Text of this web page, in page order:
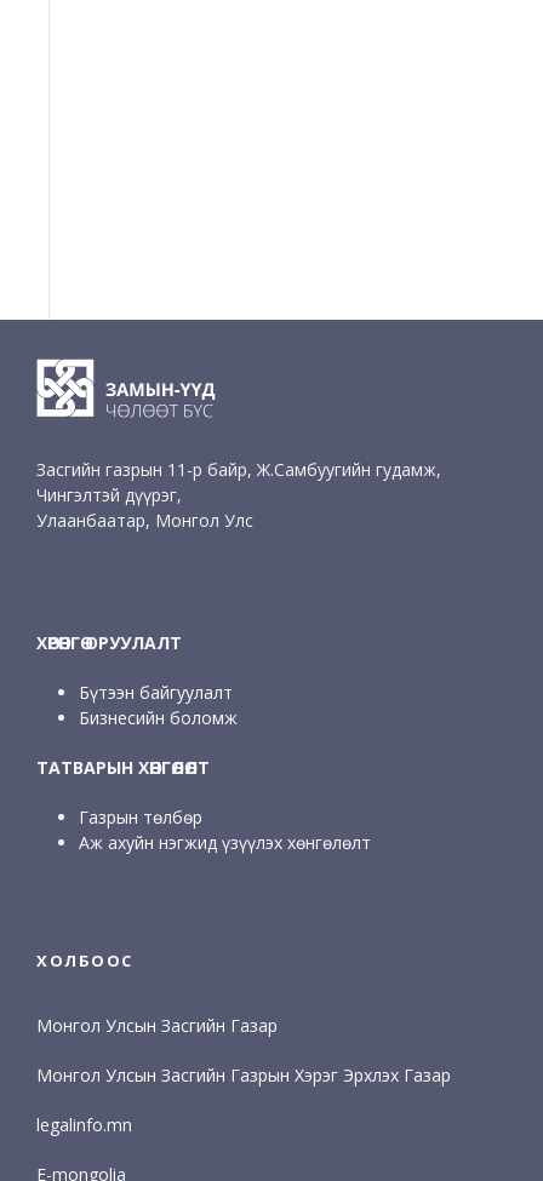
Засгийн газрын 11-р байр, Ж.Самбуугийн гудамж,
Чингэлтэй дүүрэг,
Улаанбаатар, Монгол Улс
ХӨРӨНГӨ ОРУУЛАЛТ
Бүтээн байгуулалт
Бизнесийн боломж
ТАТВАРЫН ХӨНГӨЛӨЛТ
Газрын төлбөр
Аж ахуйн нэгжид үзүүлэх хөнгөлөлт
ХОЛБООС
Монгол Улсын Засгийн Газар
Монгол Улсын Засгийн Газрын Хэрэг Эрхлэх Газар
legalinfo.mn
E-mongolia